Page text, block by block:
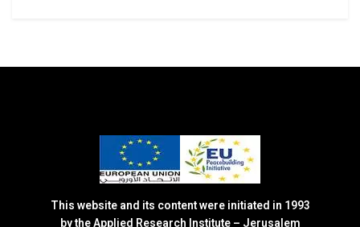
This website and its content were initiated in 1993
by the Applied Research Institute – Jerusalem